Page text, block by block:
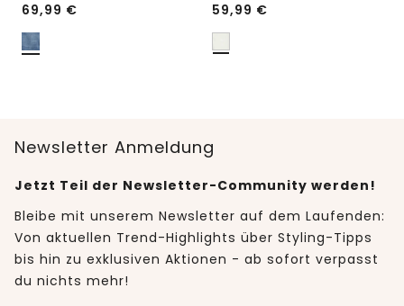
69,99 € 59,99 €
Newsletter Anmeldung
Jetzt Teil der Newsletter-Community werden!
Bleibe mit unserem Newsletter auf dem Laufenden:
Von aktuellen Trend-Highlights über Styling-Tipps
bis hin zu exklusiven Aktionen - ab sofort verpasst
du nichts mehr!